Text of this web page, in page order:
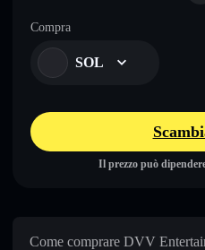
Compra
SOL
Il prezzo può
Come comprare DVV